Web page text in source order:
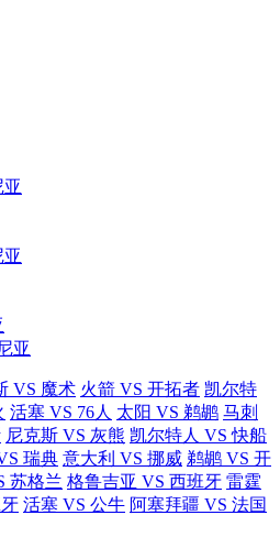
亚
VS 魔术 火箭 VS 开拓者 凯尔特
活塞 VS 76人 太阳 VS 鹈鹕 马刺
尼克斯 VS 灰熊 凯尔特人 VS 快船
瑞典 意大利 VS 挪威 鹈鹕 VS 开
苏格兰 格鲁吉亚 VS 西班牙 雷霆
活塞 VS 公牛 阿塞拜疆 VS 法国